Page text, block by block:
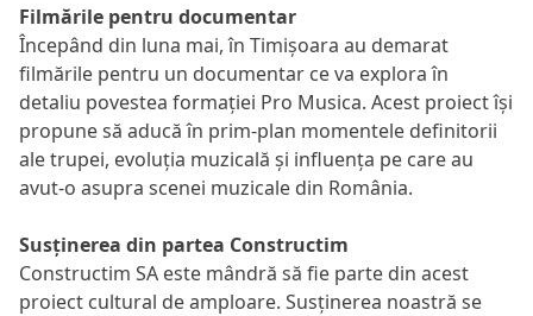
Filmările pentru documentar
Începând din luna mai, în Timișoara au demarat
filmările pentru un documentar ce va explora în
detaliu povestea formației Pro Musica. Acest proiect își
propune să aducă în prim-plan momentele definitorii
ale trupei, evoluția muzicală și influența pe care au
avut-o asupra scenei muzicale din România.
Susținerea din partea Constructim
Constructim SA este mândră să fie parte din acest
proiect cultural de amploare. Susținerea noastră se